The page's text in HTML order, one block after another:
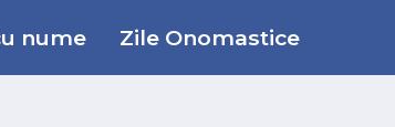
nume Zile Onomastice